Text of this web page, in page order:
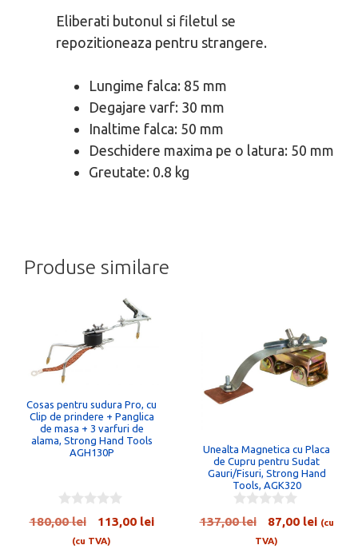
Eliberati butonul si filetul se
repozitioneaza pentru strangere.
Lungime falca: 85 mm
Degajare varf: 30 mm
Inaltime falca: 50 mm
Deschidere maxima pe o latura: 50 mm
Greutate: 0.8 kg
Produse similare
Cosas pentru sudura Pro, cu
Clip de prindere + Panglica
de masa + 3 varfuri de
alama, Strong Hand Tools
AGH130P
0
o
180,00lei
Prețul
inițial
113,00 leiPrețul
(cu TVA)
Unealta Magnetica cu Placa
de Cupru pentru Sudat
Gauri/Fisuri, Strong Hand
Tools, AGK320
0
o
137,00lei
Prețul
inițial
87,00 leiPrețul
(cu
TVA)